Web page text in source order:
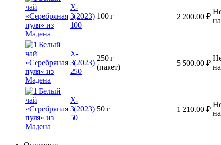
X-
3(2023)
100
100 г 2 200.00 ₽
X-
3(2023)
250
250 г
(пакет)
5 500.00 ₽
X-
3(2023)
50
50 г 1 210.00 ₽